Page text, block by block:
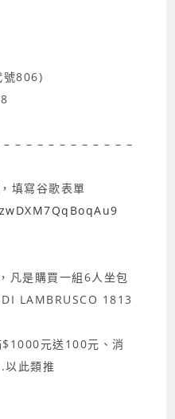
號806)
– – – – – – – – – – –
填寫谷歌表單
凡是購買一組6人坐包
LAMBRUSCO 1813
元送100元、消
此類推